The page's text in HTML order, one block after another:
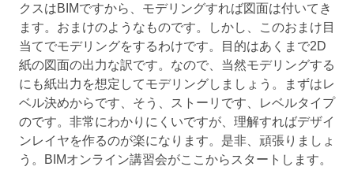
クスはBIMですから、モデリングすれば図面は付いてき
ます。おまけのようなものです。しかし、このおまけ目
当てでモデリングをするわけです。目的はあくまで2D
紙の図面の出力な訳です。なので、当然モデリングする
にも紙出力を想定してモデリングしましょう。まずはレ
ベル決めからです、そう、ストーリです、レベルタイプ
のです。非常にわかりにくいですが、理解すればデザイ
ンレイヤを作るのが楽になります。是非、頑張りましょ
う。BIMオンライン講習会がここからスタートします。